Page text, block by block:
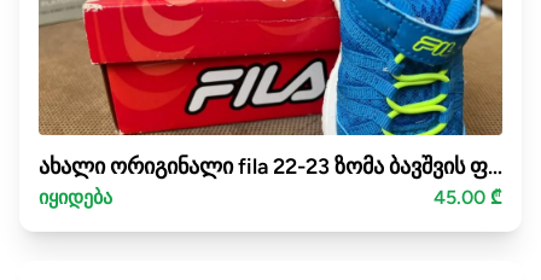
ახალი ორიგინალი fila 22-23 ზომა ბავშვის ფეხსაცმელი
იყიდება 45.00 ₾